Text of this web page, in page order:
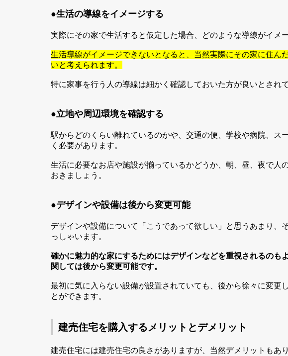
●生活の導線をイメージする
実際にその家で生活すると仮定した場合、どのような導線がイメ
生活導線がイメージできないとなると、当然実際にその家に住ん
いと考えられます。
特に家事を行う人の導線は細かく確認しておいた方が良いとされて
●立地や周辺環境を確認する
駅からどのくらい離れているのかや、交通の便、学校や病院、ス
く必要があります。
生活に必要なお店や施設が揃っているかどうか、朝、昼、夜で人
おきましょう。
●デザインや設備は後から変更可能
デザインや設備について「こうであって欲しい」と思うあまり、
っしゃいます。
確かに魅力的な家にするためにはデザインなどを重視されるのも
関しては後から変更可能です。
最初に気に入らない設備が設置されていても、後から徐々に変更
とができます。
建売住宅を購入するメリットとデメリット
建売住宅には建売住宅の良さがありますが、当然デメリットもあ